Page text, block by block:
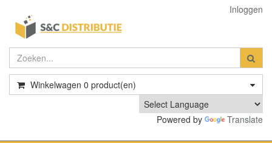
Inloggen
Winkelwagen 0 product(en)
Powered by Translate